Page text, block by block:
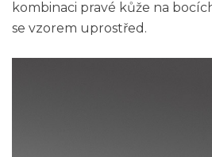
kombinaci pravé kůže na
se vzorem uprostřed.